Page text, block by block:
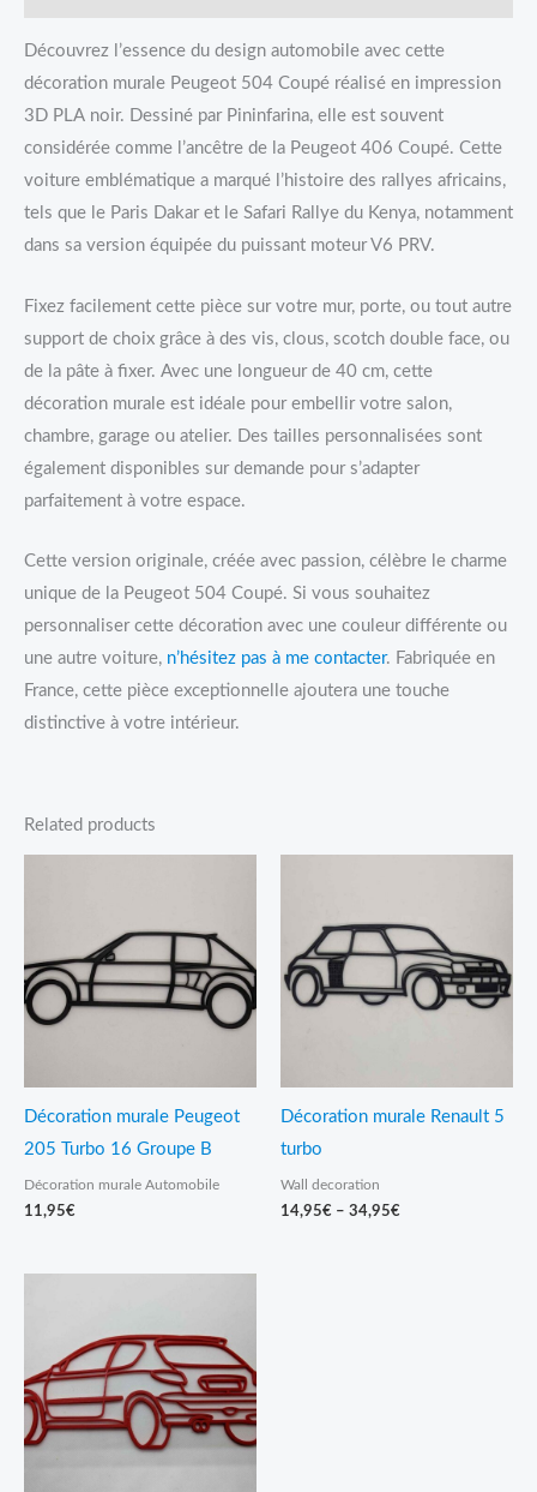
Découvrez l’essence du design automobile avec cette
décoration murale Peugeot 504 Coupé réalisé en impression
3D PLA noir. Dessiné par Pininfarina, elle est souvent
considérée comme l’ancêtre de la Peugeot 406 Coupé. Cette
voiture emblématique a marqué l’histoire des rallyes africains,
tels que le Paris Dakar et le Safari Rallye du Kenya, notamment
dans sa version équipée du puissant moteur V6 PRV.
Fixez facilement cette pièce sur votre mur, porte, ou tout autre
support de choix grâce à des vis, clous, scotch double face, ou
de la pâte à fixer. Avec une longueur de 40 cm, cette
décoration murale est idéale pour embellir votre salon,
chambre, garage ou atelier. Des tailles personnalisées sont
également disponibles sur demande pour s’adapter
parfaitement à votre espace.
Cette version originale, créée avec passion, célèbre le charme
unique de la Peugeot 504 Coupé. Si vous souhaitez
personnaliser cette décoration avec une couleur différente ou
une autre voiture, n’hésitez pas à me contacter. Fabriquée en
France, cette pièce exceptionnelle ajoutera une touche
distinctive à votre intérieur.
Related products
Décoration murale Peugeot
205 Turbo 16 Groupe B
Décoration murale Automobile
11,95€
Décoration murale Renault 5
turbo
Wall decoration
14,95€ – 34,95€
through
34,95€